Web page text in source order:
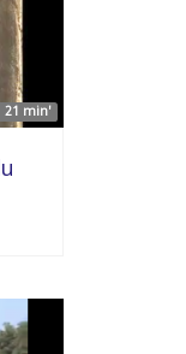
21 min'